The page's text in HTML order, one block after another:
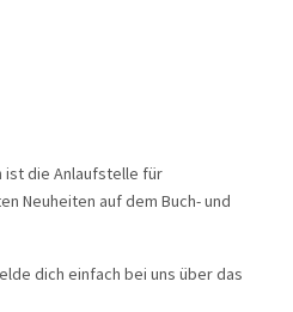
ist die Anlaufstelle für
Neuheiten auf dem Buch- und
dich einfach bei uns über das